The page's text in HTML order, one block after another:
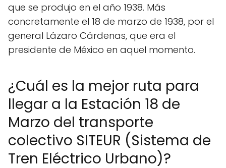
que se produjo en el año 1938. Más
concretamente el 18 de marzo de 1938, por el
general Lázaro Cárdenas, que era el
presidente de México en aquel momento.
¿Cuál es la mejor ruta para
llegar a la Estación 18 de
Marzo del transporte
colectivo SITEUR (Sistema de
Tren Eléctrico Urbano)?